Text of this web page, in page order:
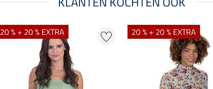
20 % + 20 % EXTRA 20 % + 20 % EXTRA